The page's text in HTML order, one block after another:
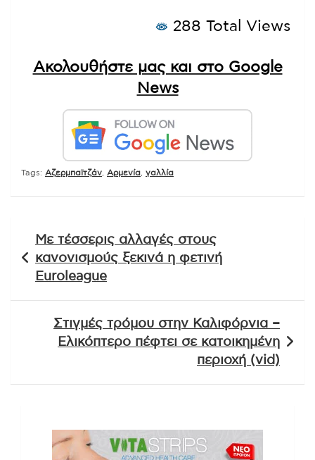
288 Total Views
Ακολουθήστε μας και στο Google
News
Tags: Αζερμπαϊτζάν Αρμενία γαλλία
άρθρων
Με τέσσερις αλλαγές στους
κανονισμούς ξεκινά η φετινή
Euroleague
Στιγμές τρόμου στην Καλιφόρνια –
Ελικόπτερο πέφτει σε κατοικημένη
περιοχή (vid)